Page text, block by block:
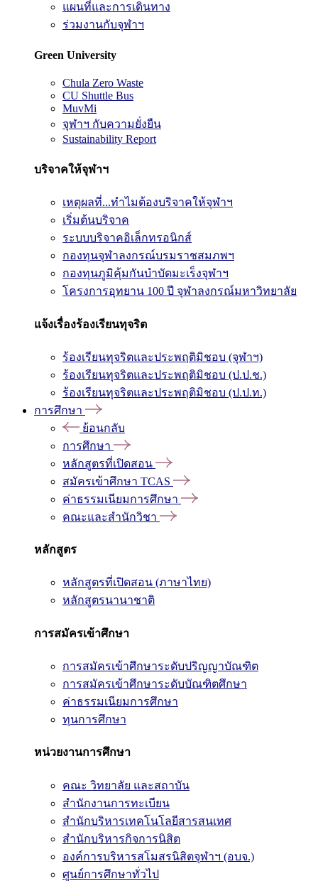
แผนที่และการเดินทาง
ร่วมงานกับจุฬาฯ
Green University
Chula Zero Waste
CU Shuttle Bus
MuvMi
จุฬาฯ กับความยั่งยืน
Sustainability Report
บริจาคให้จุฬาฯ
เหตุผลที่...ทำไมต้องบริจาคให้จุฬาฯ
เริ่มต้นบริจาค
ระบบบริจาคอิเล็กทรอนิกส์
กองทุนจุฬาลงกรณ์บรมราชสมภพฯ
กองทุนภูมิคุ้มกันบำบัดมะเร็งจุฬาฯ
โครงการอุทยาน 100 ปี จุฬาลงกรณ์มหาวิทยาลัย
แจ้งเรื่องร้องเรียนทุจริต
ร้องเรียนทุจริตและประพฤติมิชอบ (จุฬาฯ)
ร้องเรียนทุจริตและประพฤติมิชอบ (ป.ป.ช.)
ร้องเรียนทุจริตและประพฤติมิชอบ (ป.ป.ท.)
การศึกษา
ย้อนกลับ
การศึกษา
หลักสูตรที่เปิดสอน
สมัครเข้าศึกษา TCAS
ค่าธรรมเนียมการศึกษา
คณะและสำนักวิชา
หลักสูตร
หลักสูตรที่เปิดสอน (ภาษาไทย)
หลักสูตรนานาชาติ
การสมัครเข้าศึกษา
การสมัครเข้าศึกษาระดับปริญญาบัณฑิต
การสมัครเข้าศึกษาระดับบัณฑิตศึกษา
ค่าธรรมเนียมการศึกษา
ทุนการศึกษา
หน่วยงานการศึกษา
คณะ วิทยาลัย และสถาบัน
สำนักงานการทะเบียน
สำนักบริหารเทคโนโลยีสารสนเทศ
สำนักบริหารกิจการนิสิต
องค์การบริหารสโมสรนิสิตจุฬาฯ (อบจ.)
ศูนย์การศึกษาทั่วไป